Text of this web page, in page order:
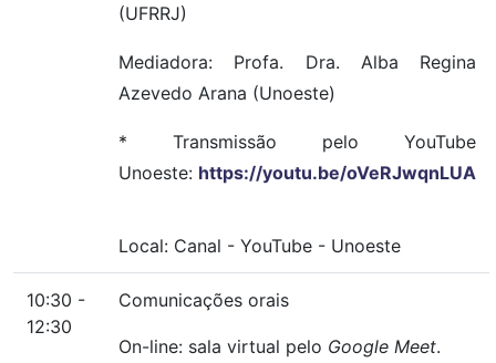
(UFRRJ)
Mediadora: Profa. Dra. Alba Regina
Azevedo Arana (Unoeste)
* Transmissão pelo YouTube
Unoeste: https://youtu.be/oVeRJwqnLUA
Local: Canal - YouTube - Unoeste
10:30 -
12:30
Comunicações orais
On-line: sala virtual pelo Google Meet.